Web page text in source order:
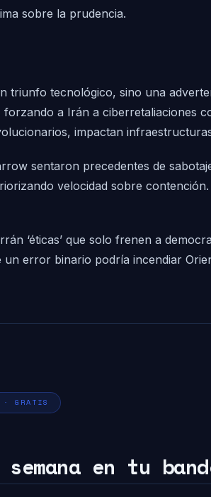
sobre la prudencia.
triunfo tecnológico, sino una
a Irán a ciberretaliaciones
impactan
sentaron precedentes de
velocidad sobre
‘éticas’ que solo frenen a
error binario podría incendiar
· GRATIS
en tu